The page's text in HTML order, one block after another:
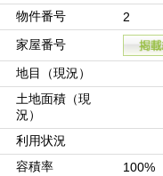
物件番号
2
家屋番号
地目（現況）
土地面積（現
況）
利用状況
容積率
100%